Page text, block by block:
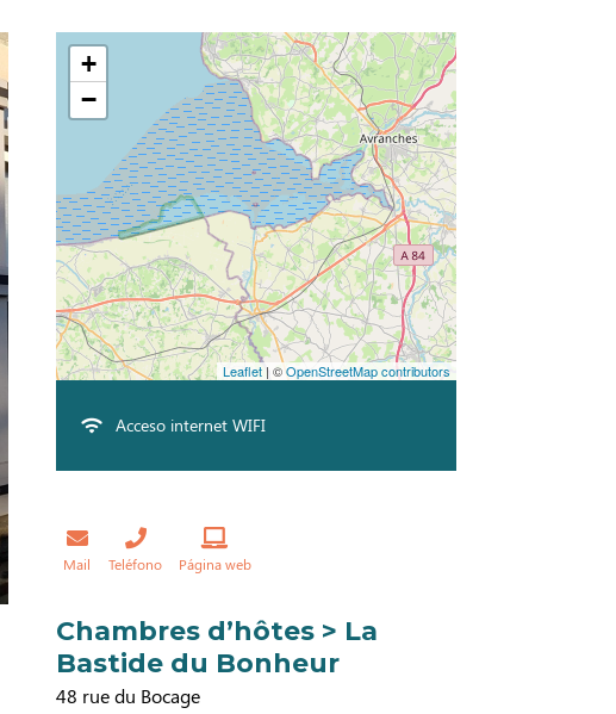
+
−
Leaflet| ©OpenStreetMap contributors
Acceso internet WIFI
Mail Teléfono Página web
Chambres d’hôtes > La
Bastide du Bonheur
48 rue du Bocage